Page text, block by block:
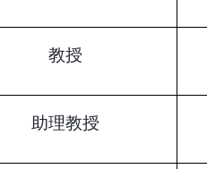
教授
助理教授